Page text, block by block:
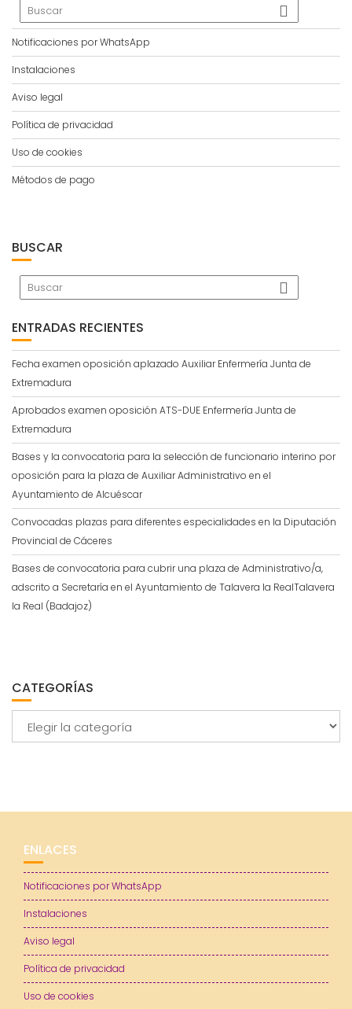
Notificaciones por WhatsApp
Instalaciones
Aviso legal
Política de privacidad
Uso de cookies
Métodos de pago
BUSCAR
ENTRADAS RECIENTES
Fecha examen oposición aplazado Auxiliar Enfermería Junta de
Extremadura
Aprobados examen oposición ATS-DUE Enfermería Junta de
Extremadura
Bases y la convocatoria para la selección de funcionario interino por
oposición para la plaza de Auxiliar Administrativo en el
Ayuntamiento de Alcuéscar
Convocadas plazas para diferentes especialidades en la Diputación
Provincial de Cáceres
Bases de convocatoria para cubrir una plaza de Administrativo/a,
adscrito a Secretaría en el Ayuntamiento de Talavera la RealTalavera
la Real (Badajoz)
CATEGORÍAS
ENLACES
Notificaciones por WhatsApp
Instalaciones
Aviso legal
Política de privacidad
Uso de cookies